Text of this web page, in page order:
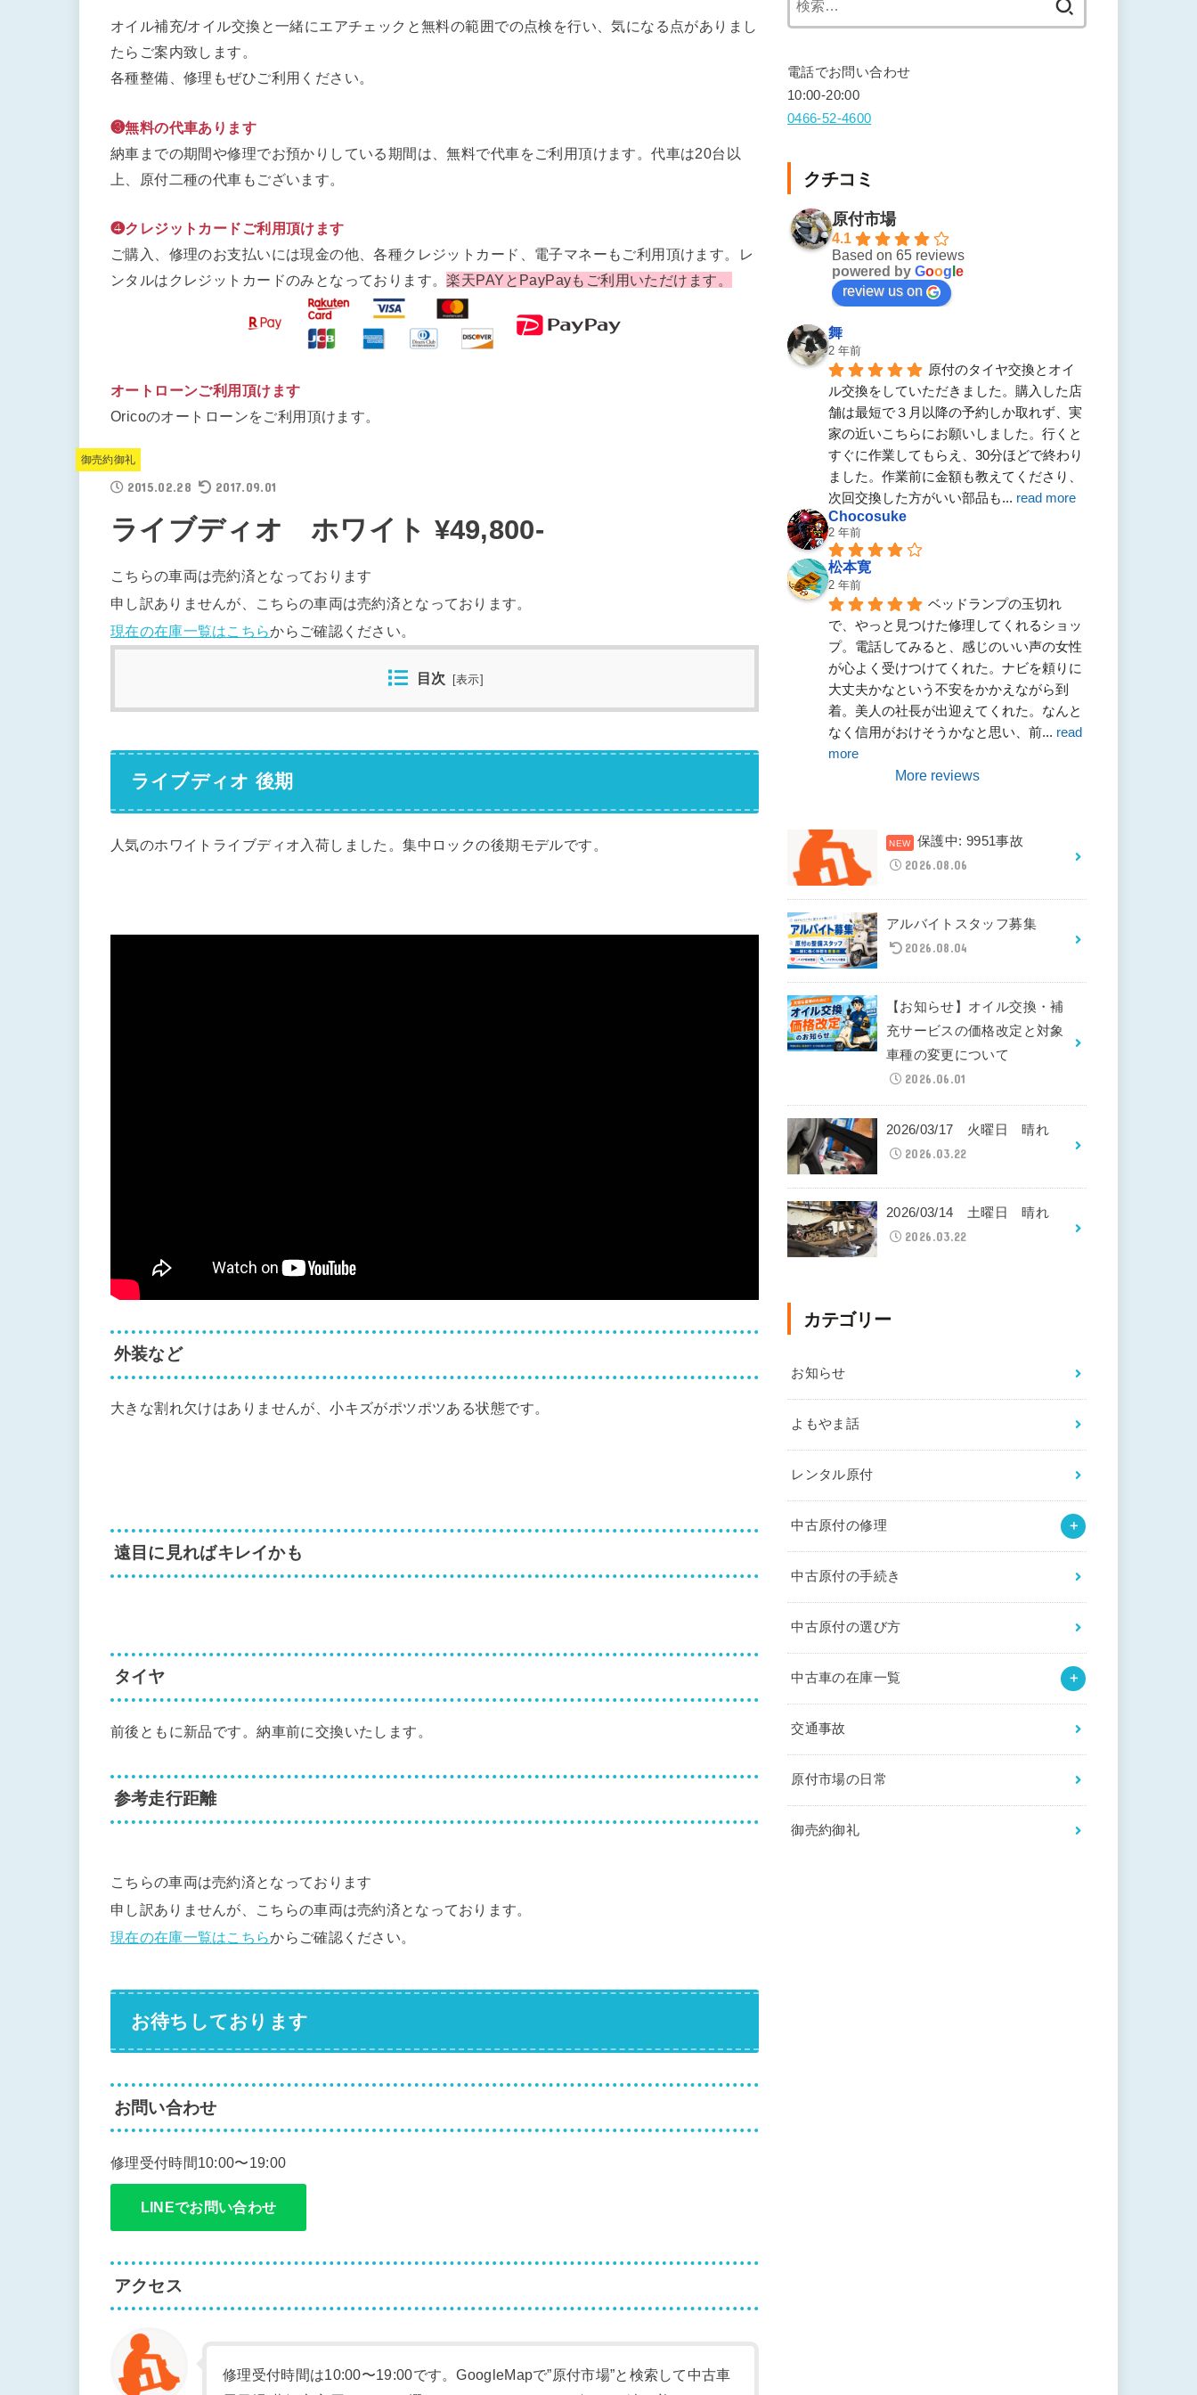
オイル補充/オイル交換と一緒にエアチェックと無料の範囲での点検を行い、気になる点がありまし
たらご案内致します。
各種整備、修理もぜひご利用ください。
❸無料の代車あります
納車までの期間や修理でお預かりしている期間は、無料で代車をご利用頂けます。代車は20台以
上、原付二種の代車もございます。
❹クレジットカードご利用頂けます
ご購入、修理のお支払いには現金の他、各種クレジットカード、電子マネーもご利用頂けます。レ
ンタルはクレジットカードのみとなっております。楽天PAYとPayPayもご利用いただけます。
オートローンご利用頂けます
Oricoのオートローンをご利用頂けます。
御売約御礼
2015.02.28 2017.09.01
ライブディオ ホワイト ¥49,800-
こちらの車両は売約済となっております
申し訳ありませんが、こちらの車両は売約済となっております。
現在の在庫一覧はこちらからご確認ください。
目次 [表示]
ライブディオ 後期
人気のホワイトライブディオ入荷しました。集中ロックの後期モデルです。
外装など
大きな割れ欠けはありませんが、小キズがポツポツある状態です。
遠目に見ればキレイかも
タイヤ
前後ともに新品です。納車前に交換いたします。
参考走行距離
こちらの車両は売約済となっております
申し訳ありませんが、こちらの車両は売約済となっております。
現在の在庫一覧はこちらからご確認ください。
お待ちしております
お問い合わせ
修理受付時間10:00〜19:00
LINEでお問い合わせ
アクセス
修理受付時間は10:00〜19:00です。GoogleMapで”原付市場”と検索して中古車
電話でお問い合わせ
10:00-20:00
0466-52-4600
クチコミ
原付市場
4.1
Based on 65 reviews
powered by Goog e
review us on
舞
2 年前
原付のタイヤ交換とオイ
ル交換をしていただきました。購入した店
舗は最短で３月以降の予約しか取れず、実
家の近いこちらにお願いしました。行くと
すぐに作業してもらえ、30分ほどで終わり
ました。作業前に金額も教えてくださり、
次回交換した方がいい部品も... read more
Chocosuke
2 年前
松本寛
2 年前
ベッドランプの玉切れ
で、やっと見つけた修理してくれるショッ
プ。電話してみると、感じのいい声の女性
が心よく受けつけてくれた。ナビを頼りに
大丈夫かなという不安をかかえながら到
着。美人の社長が出迎えてくれた。なんと
なく信用がおけそうかなと思い、前... read
more
More reviews
保護中: 9951事故
2026.08.06
アルバイトスタッフ募集
2026.08.04
【お知らせ】オイル交換・補
充サービスの価格改定と対象
車種の変更について
2026.06.01
2026/03/17 火曜日 晴れ
2026.03.22
2026/03/14 土曜日 晴れ
2026.03.22
カテゴリー
お知らせ
よもやま話
レンタル原付
中古原付の修理
中古原付の手続き
中古原付の選び方
中古車の在庫一覧
交通事故
原付市場の日常
御売約御礼